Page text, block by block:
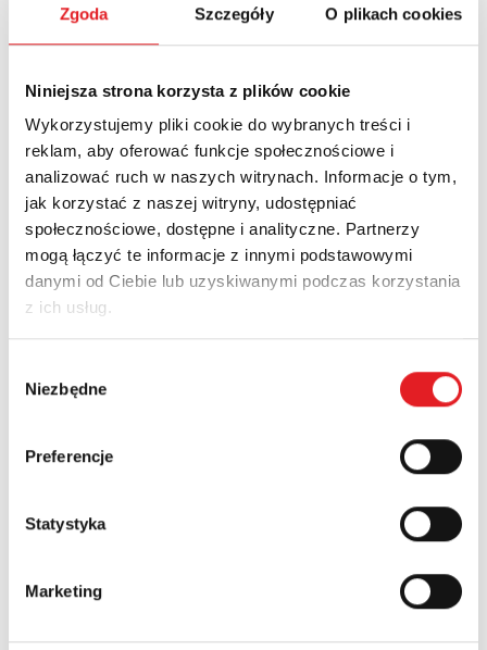
Zgoda Szczegóły O plikach cookies
Niniejsza strona korzysta z plików cookie
Wykorzystujemy pliki cookie do wybranych treści i
reklam, aby oferować funkcje społecznościowe i
analizować ruch w naszych witrynach. Informacje o tym,
jak korzystać z naszej witryny, udostępniać
społecznościowe, dostępne i analityczne. Partnerzy
mogą łączyć te informacje z innymi podstawowymi
danymi od Ciebie lub uzyskiwanymi podczas korzystania
z ich usług.
zgody
Niezbędne
Preferencje
Statystyka
Marketing
Name: *
Company:
Phone:
Contents: *
S.A. More information on the processing of personal data